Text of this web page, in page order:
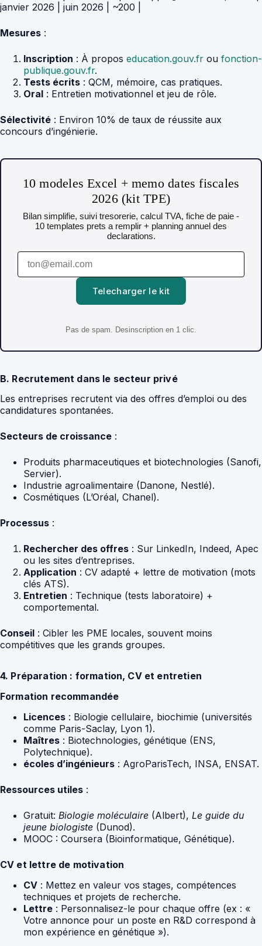
janvier 2026 | juin 2026 | ~200 |
Mesures :
Inscription : À propos education.gouv.fr ou fonction-
publique.gouv.fr.
Tests écrits : QCM, mémoire, cas pratiques.
Oral : Entretien motivationnel et jeu de rôle.
Sélectivité : Environ 10% de taux de réussite aux
concours d’ingénierie.
10 modeles Excel + memo dates fiscales
2026 (kit TPE)
Bilan simplifie, suivi tresorerie, calcul TVA, fiche de paie -
10 templates prets a remplir + planning annuel des
declarations.
Telecharger le kit
Pas de spam. Desinscription en 1 clic.
B. Recrutement dans le secteur privé
Les entreprises recrutent via des offres d’emploi ou des
candidatures spontanées.
Secteurs de croissance :
Produits pharmaceutiques et biotechnologies (Sanofi,
Servier).
Industrie agroalimentaire (Danone, Nestlé).
Cosmétiques (L’Oréal, Chanel).
Processus :
Rechercher des offres : Sur LinkedIn, Indeed, Apec
ou les sites d’entreprises.
Application : CV adapté + lettre de motivation (mots
clés ATS).
Entretien : Technique (tests laboratoire) +
comportemental.
Conseil : Cibler les PME locales, souvent moins
compétitives que les grands groupes.
4. Préparation : formation, CV et entretien
Formation recommandée
Licences : Biologie cellulaire, biochimie (universités
comme Paris-Saclay, Lyon 1).
Maîtres : Biotechnologies, génétique (ENS,
Polytechnique).
écoles d’ingénieurs : AgroParisTech, INSA, ENSAT.
Ressources utiles :
Gratuit: Biologie moléculaire (Albert), Le guide du
jeune biologiste (Dunod).
MOOC : Coursera (Bioinformatique, Génétique).
CV et lettre de motivation
CV : Mettez en valeur vos stages, compétences
techniques et projets de recherche.
Lettre : Personnalisez-le pour chaque offre (ex : «
Votre annonce pour un poste en R&D correspond à
mon expérience en génétique »).